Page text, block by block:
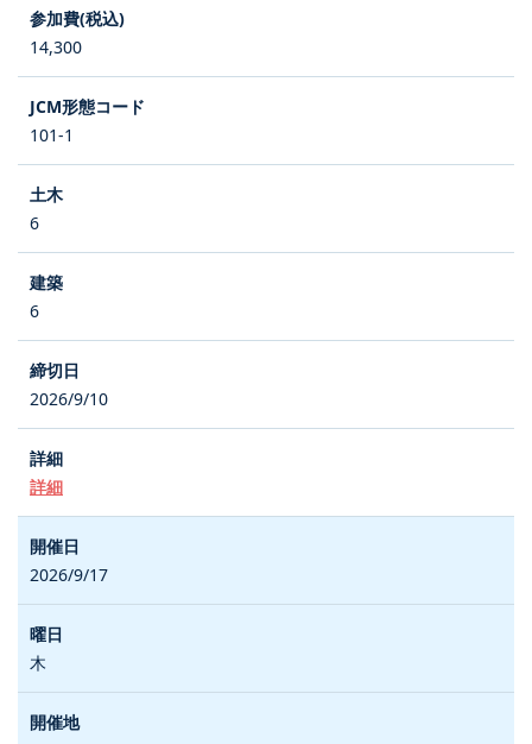
14,300
101-1
6
6
2026/9/10
詳細
2026/9/17
木